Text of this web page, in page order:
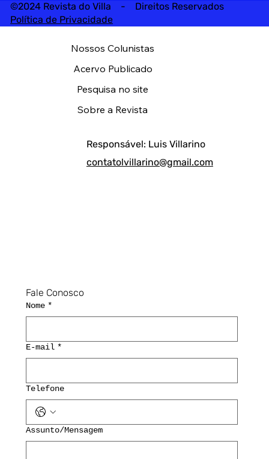
©2024 Revista do Villa - Direitos Reservados
Política de Privacidade
Fale Conosco
Nome *
E-mail *
Telefone
Assunto/Mensagem
Responsável: Luis Villarino
contatolvillarino@gmail.com
Nossos Colunistas
Acervo Publicado
Pesquisa no site
Sobre a Revista